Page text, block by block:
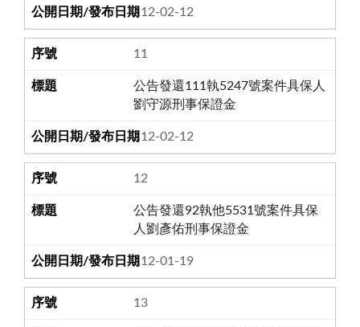
112-02-12
11
公告發還111執5247號案件具保人
劉守源刑事保證金
112-02-12
12
公告發還92執他5531號案件具保
人劉彥佑刑事保證金
112-01-19
13